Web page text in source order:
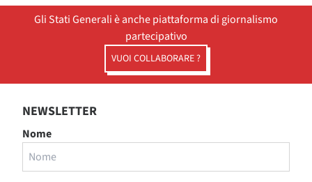
Gli Stati Generali è anche piattaforma di giornalismo
partecipativo
VUOI COLLABORARE ?
NEWSLETTER
Nome